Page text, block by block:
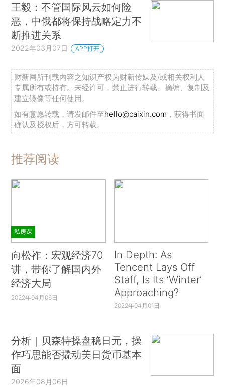
王毅：不管国际风云如何险
恶，中俄都将保持战略定力不
断推进关系
2022年03月07日 APP打开
财新网所刊载内容之知识产权为财新传媒及/或相关权利人
专属所有或持有。未经许可，禁止进行转载、摘编、复制及
建立镜像等任何使用。
如有意愿转载，请发邮件至hello@caixin.com ，获得书面
确认及授权后，方可转载。
推荐阅读
私房课
向松祚：宏观经济70
讲，带你了解国内外
经济大局
2022年04月06日
In Depth: As
Tencent Lays Off
Staff, Is Its ‘Winter’
Approaching?
2022年04月01日
分析｜贝森特操盘稳日元，操
作巧思能否撬动美日货币基本
面
2026年08月06日